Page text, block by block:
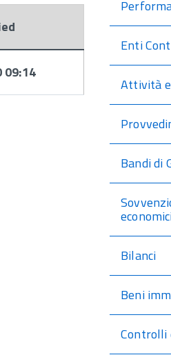
09:14
Enti
Attività
Bandi di
Bilanci
Beni
Controlli